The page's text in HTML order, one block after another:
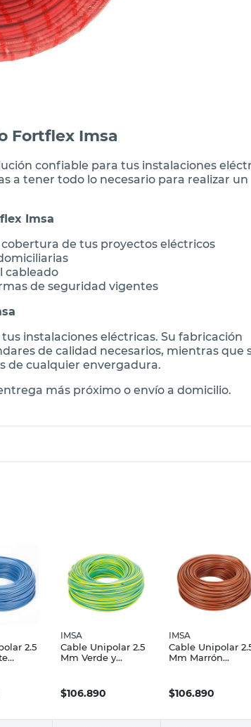
Fortflex Imsa
confiable para tus instalaciones
a tener todo lo necesario para realizar un
Imsa
de tus proyectos eléctricos
cableado
de seguridad vigentes
instalaciones eléctricas. Su fabricación
de calidad necesarios, mientras que
de cualquier envergadura.
más próximo o envío a domicilio.
2.5
IMSA
Cable Unipolar 2.5
Mm Verde y
$106.890
IMSA
Cable Unipolar
Mm Marrón
$106.890